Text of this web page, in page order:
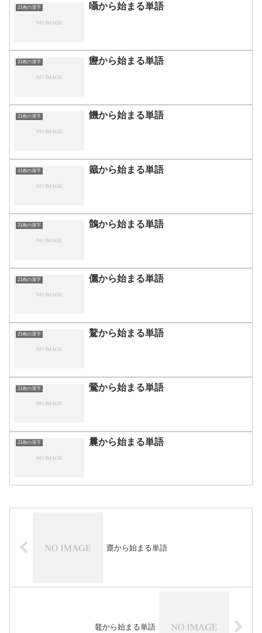
21画の漢字 囁から始まる単語
21画の漢字 癧から始まる単語
21画の漢字 饑から始まる単語
21画の漢字 籖から始まる単語
21画の漢字 鶻から始まる単語
21画の漢字 儷から始まる単語
21画の漢字 驁から始まる単語
21画の漢字 鶯から始まる単語
21画の漢字 曩から始まる単語
齋から始まる単語
鼇から始まる単語